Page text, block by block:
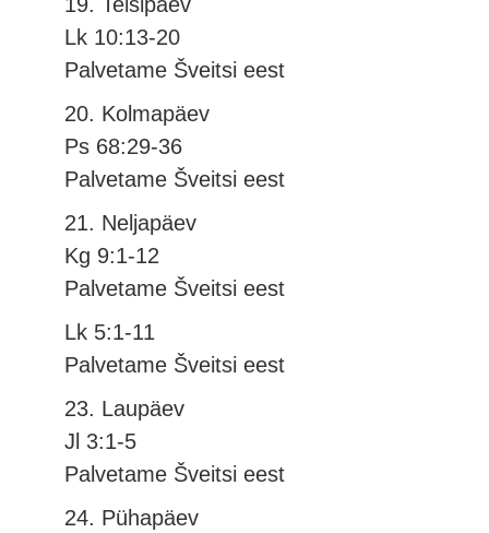
Lk 10:13-20
Palvetame Šveitsi eest
20. Kolmapäev
Ps 68:29-36
Palvetame Šveitsi eest
21. Neljapäev
Kg 9:1-12
Palvetame Šveitsi eest
Lk 5:1-11
Palvetame Šveitsi eest
23. Laupäev
Jl 3:1-5
Palvetame Šveitsi eest
24. Pühapäev